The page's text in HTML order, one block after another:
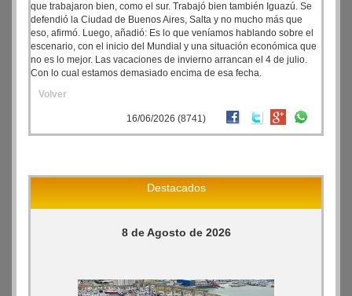
que trabajaron bien, como el sur. Trabajó bien también Iguazú. Se
defendió la Ciudad de Buenos Aires, Salta y no mucho más que
eso, afirmó. Luego, añadió: Es lo que veníamos hablando sobre el
escenario, con el inicio del Mundial y una situación económica que
no es lo mejor. Las vacaciones de invierno arrancan el 4 de julio.
Con lo cual estamos demasiado encima de esa fecha.
Volver
16/06/2026 (8741)
Destacados
8 de Agosto de 2026